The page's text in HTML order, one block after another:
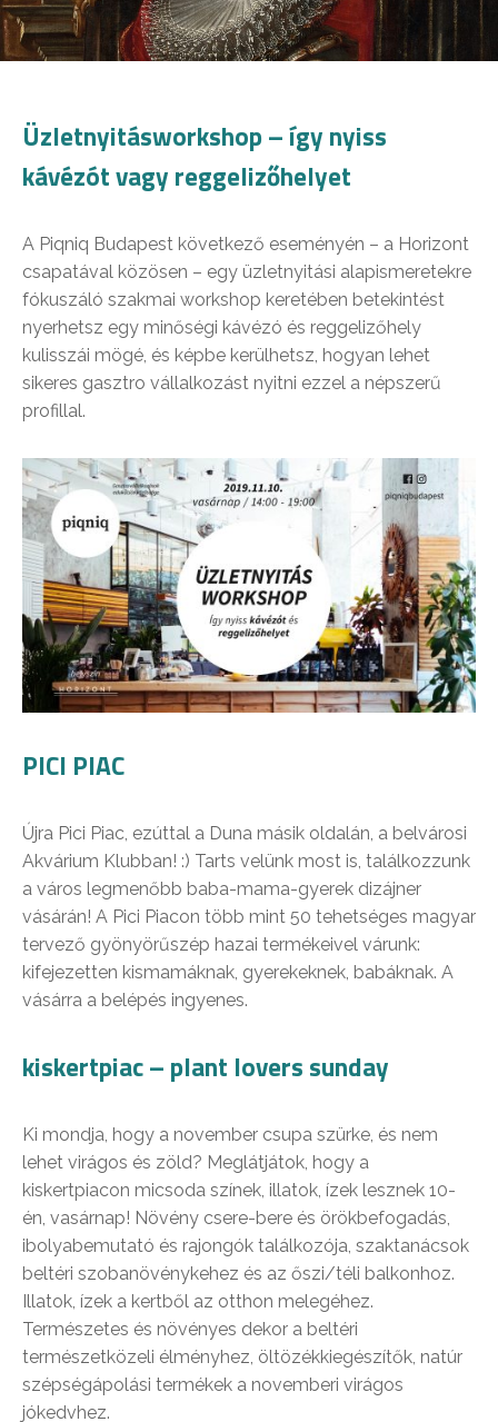
Üzletnyitásworkshop – így nyiss
kávézót vagy reggelizőhelyet
A Piqniq Budapest következő eseményén – a Horizont
csapatával közösen – egy üzletnyitási alapismeretekre
fókuszáló szakmai workshop keretében betekintést
nyerhetsz egy minőségi kávézó és reggelizőhely
kulisszái mögé, és képbe kerülhetsz, hogyan lehet
sikeres gasztro vállalkozást nyitni ezzel a népszerű
profillal.
PICI PIAC
Újra Pici Piac, ezúttal a Duna másik oldalán, a belvárosi
Akvárium Klubban! :) Tarts velünk most is, találkozzunk
a város legmenőbb baba-mama-gyerek dizájner
vásárán! A Pici Piacon több mint 50 tehetséges magyar
tervező gyönyörűszép hazai termékeivel várunk:
kifejezetten kismamáknak, gyerekeknek, babáknak. A
vásárra a belépés ingyenes.
kiskertpiac – plant lovers sunday
Ki mondja, hogy a november csupa szürke, és nem
lehet virágos és zöld? Meglátjátok, hogy a
kiskertpiacon micsoda színek, illatok, ízek lesznek 10-
én, vasárnap! Növény csere-bere és örökbefogadás,
ibolyabemutató és rajongók találkozója, szaktanácsok
beltéri szobanövénykehez és az őszi/téli balkonhoz.
Illatok, ízek a kertből az otthon melegéhez.
Természetes és növényes dekor a beltéri
természetközeli élményhez, öltözékkiegészítők, natúr
szépségápolási termékek a novemberi virágos
jókedvhez.